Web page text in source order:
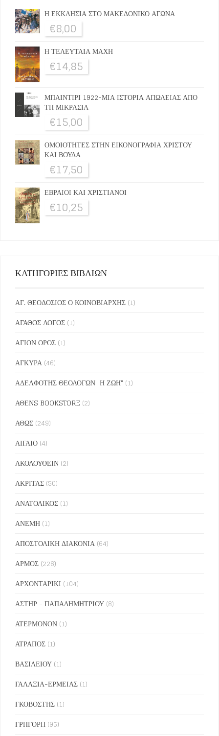
Η ΕΚΚΛΗΣΙΑ ΣΤΟ ΜΑΚΕΔΟΝΙΚΟ ΑΓΩΝΑ
€8,00
Η ΤΕΛΕΥΤΑΙΑ ΜΑΧΗ
€14,85
ΜΠΑΙΝΤΙΡΙ 1922-ΜΙΑ ΙΣΤΟΡΙΑ ΑΠΩΛΕΙΑΣ ΑΠΟ
ΤΗ ΜΙΚΡΑΣΙΑ
€15,00
ΟΜΟΙΟΤΗΤΕΣ ΣΤΗΝ ΕΙΚΟΝΟΓΡΑΦΙΑ ΧΡΙΣΤΟΥ
ΚΑΙ ΒΟΥΔΑ
€17,50
ΕΒΡΑΙΟΙ ΚΑΙ ΧΡΙΣΤΙΑΝΟΙ
€10,25
ΚΑΤΗΓΟΡΙΕΣ ΒΙΒΛΙΩΝ
ΑΓ. ΘΕΟΔΟΣΙΟΣ Ο ΚΟΙΝΟΒΙΑΡΧΗΣ (1)
ΑΓΑΘΟΣ ΛΟΓΟΣ (1)
ΑΓΙΟΝ ΟΡΟΣ (1)
ΑΓΚΥΡΑ (46)
ΑΔΕΛΦΟΤΗΣ ΘΕΟΛΟΓΩΝ "Η ΖΩΗ" (1)
ΑΘΕΝS BOOKSTORE (2)
ΑΘΩΣ (249)
ΑΙΓΑΙΟ (4)
ΑΚΟΛΟΥΘΕΙΝ (2)
ΑΚΡΙΤΑΣ (50)
ΑΝΑΤΟΛΙΚΟΣ (1)
ΑΝΕΜΗ (1)
ΑΠΟΣΤΟΛΙΚΗ ΔΙΑΚΟΝΙΑ (64)
ΑΡΜΟΣ (226)
ΑΡΧΟΝΤΑΡΙΚΙ (104)
ΑΣΤΗΡ - ΠΑΠΑΔΗΜΗΤΡΙΟΥ (8)
ΑΤΕΡΜΟΝΟΝ (1)
ΑΤΡΑΠΟΣ (1)
ΒΑΣΙΛΕΙΟΥ (1)
ΓΑΛΑΞΙΑ-ΕΡΜΕΙΑΣ (1)
ΓΚΟΒΟΣΤΗΣ (1)
ΓΡΗΓΟΡΗ (95)